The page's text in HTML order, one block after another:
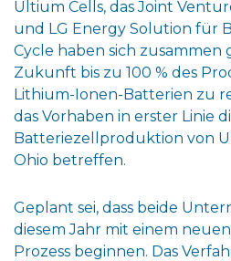
Ultium Cells, das Joint
und LG Energy Solution für
Cycle haben sich zusammen
Zukunft bis zu 100 % des
Lithium-Ionen-Batterien zu
das Vorhaben in erster Linie
Batteriezellproduktion von
Ohio betreffen.
Geplant sei, dass beide
diesem Jahr mit einem
Prozess beginnen. Das